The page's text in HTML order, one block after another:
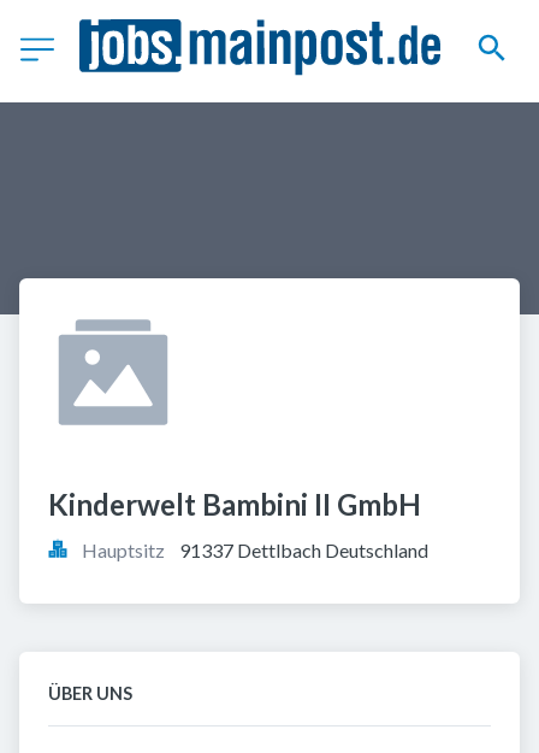
Kinderwelt Bambini II GmbH
Hauptsitz 91337 Dettlbach Deutschland
ÜBER UNS